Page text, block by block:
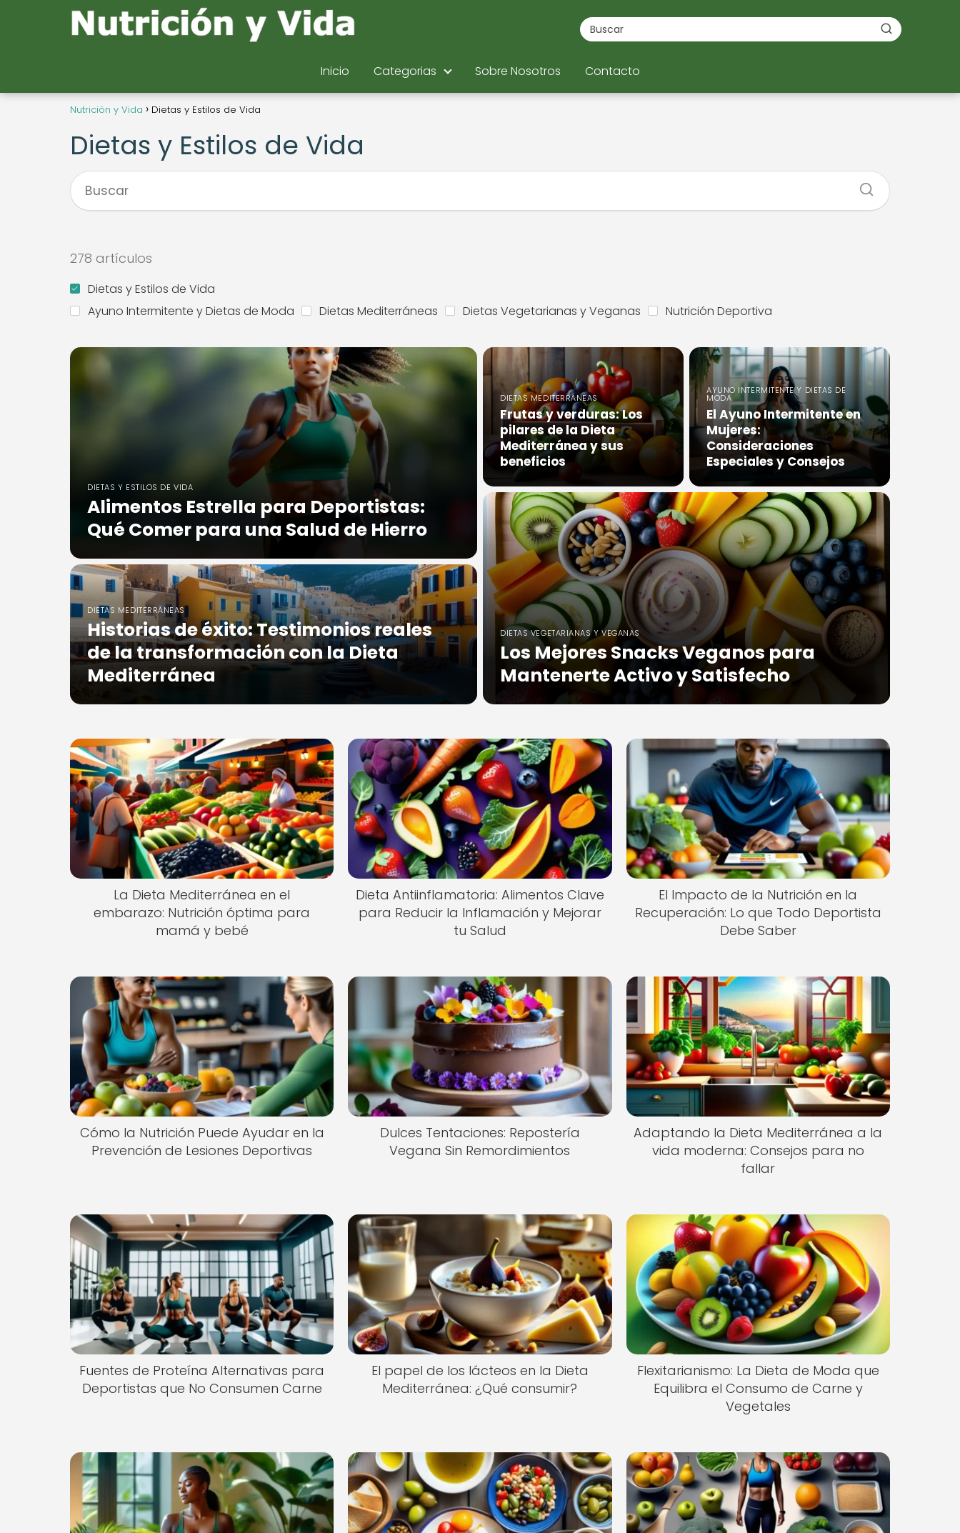
Inicio Categorias Sobre Nosotros Contacto
Nutrición y Vida Dietas y Estilos de Vida
Dietas y Estilos de Vida
278 artículos
Dietas y Estilos de Vida
Ayuno Intermitente y Dietas de Moda
Dietas Mediterráneas Dietas Vegetarianas y Veganas Nutrición Deportiva
DIETAS Y ESTILOS DE VIDA
Alimentos Estrella para Deportistas:
Qué Comer para una Salud de Hierro
DIETAS MEDITERRÁNEAS
Frutas y verduras: Los
pilares de la Dieta
Mediterránea y sus
beneficios
DIETAS MEDITERRÁNEAS
Historias de éxito: Testimonios reales
de la transformación con la Dieta
Mediterránea
AYUNO INTERMITENTE Y DIETAS DE
MODA
El Ayuno Intermitente en
Mujeres:
Consideraciones
Especiales y Consejos
DIETAS VEGETARIANAS Y VEGANAS
Los Mejores Snacks Veganos para
Mantenerte Activo y Satisfecho
La Dieta Mediterránea en el
embarazo: Nutrición óptima para
mamá y bebé
Dieta Antiinflamatoria: Alimentos Clave
para Reducir la Inflamación y Mejorar
tu Salud
El Impacto de la Nutrición en la
Recuperación: Lo que Todo Deportista
Debe Saber
Cómo la Nutrición Puede Ayudar en la
Prevención de Lesiones Deportivas
Dulces Tentaciones: Repostería
Vegana Sin Remordimientos
Adaptando la Dieta Mediterránea a la
vida moderna: Consejos para no
fallar
Fuentes de Proteína Alternativas para
Deportistas que No Consumen Carne
El papel de los lácteos en la Dieta
Mediterránea: ¿Qué consumir?
Flexitarianismo: La Dieta de Moda que
Equilibra el Consumo de Carne y
Vegetales